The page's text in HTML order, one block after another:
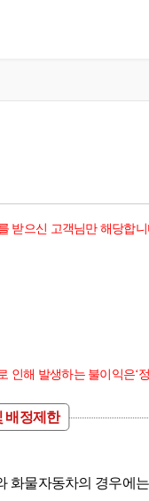
받으신 고객님만 해당합니
해 발생하는 불이익은‘
배정제한
화물자동차의 경우에